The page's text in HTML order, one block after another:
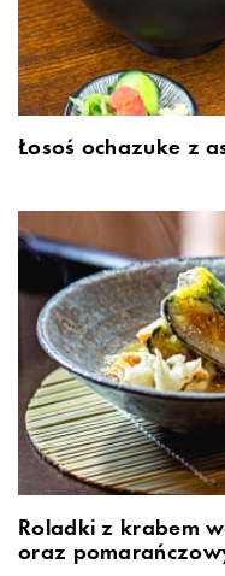
Łosoś ochazuke z
Roladki z krabem
oraz